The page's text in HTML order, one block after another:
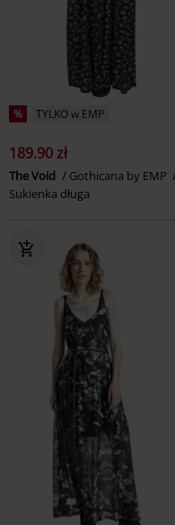
% TYLKO w EMP
189.90 zł
The Void
Gothicana by EMP
Sukienka długa